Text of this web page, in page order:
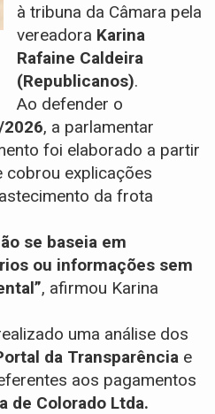
à tribuna da Câmara pela
vereadora Karina
Rafaine Caldeira
(Republicanos).
Ao defender o
, a parlamentar
foi elaborado a partir
explicações
da frota
se baseia em
ou informações sem
, afirmou Karina
uma análise dos
da Transparência e
aos pagamentos
de Colorado Ltda.